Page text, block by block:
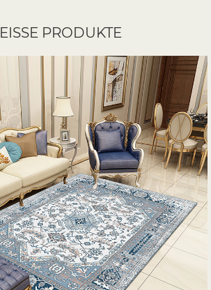
PRODUKTE